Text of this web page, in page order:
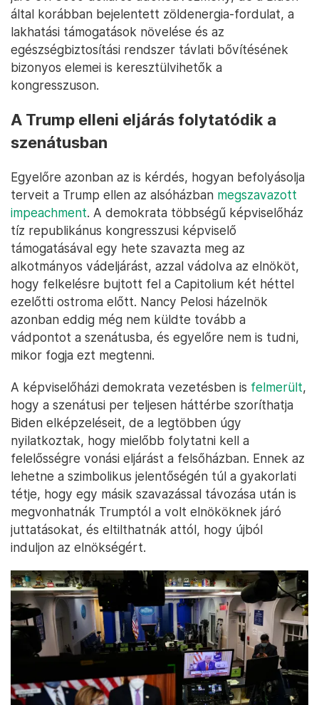
által korábban bejelentett zöldenergia-fordulat, a
lakhatási támogatások növelése és az
egészségbiztosítási rendszer távlati bővítésének
bizonyos elemei is keresztülvihetők a
kongresszuson.
A Trump elleni eljárás folytatódik a
szenátusban
Egyelőre azonban az is kérdés, hogyan befolyásolja
terveit a Trump ellen az alsóházban megszavazott
impeachment. A demokrata többségű képviselőház
tíz republikánus kongresszusi képviselő
támogatásával egy hete szavazta meg az
alkotmányos vádeljárást, azzal vádolva az elnököt,
hogy felkelésre bujtott fel a Capitolium két héttel
ezelőtti ostroma előtt. Nancy Pelosi házelnök
azonban eddig még nem küldte tovább a
vádpontot a szenátusba, és egyelőre nem is tudni,
mikor fogja ezt megtenni.
A képviselőházi demokrata vezetésben is felmerült,
hogy a szenátusi per teljesen háttérbe szoríthatja
Biden elképzeléseit, de a legtöbben úgy
nyilatkoztak, hogy mielőbb folytatni kell a
felelősségre vonási eljárást a felsőházban. Ennek az
lehetne a szimbolikus jelentőségén túl a gyakorlati
tétje, hogy egy másik szavazással távozása után is
megvonhatnák Trumptól a volt elnököknek járó
juttatásokat, és eltilthatnák attól, hogy újból
induljon az elnökségért.